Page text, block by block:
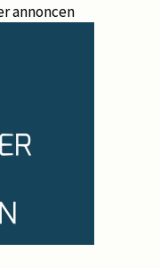
annoncen